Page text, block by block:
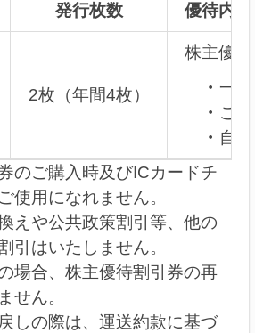
発行枚数 優待内容
2枚（年間4枚）
株主優
一
ご
自
のご購入時及びICカードチ
使用になれません。
えや公共政策割引等、他の
引はいたしません。
場合、株主優待割引券の再
せん。
しの際は、運送約款に基づ